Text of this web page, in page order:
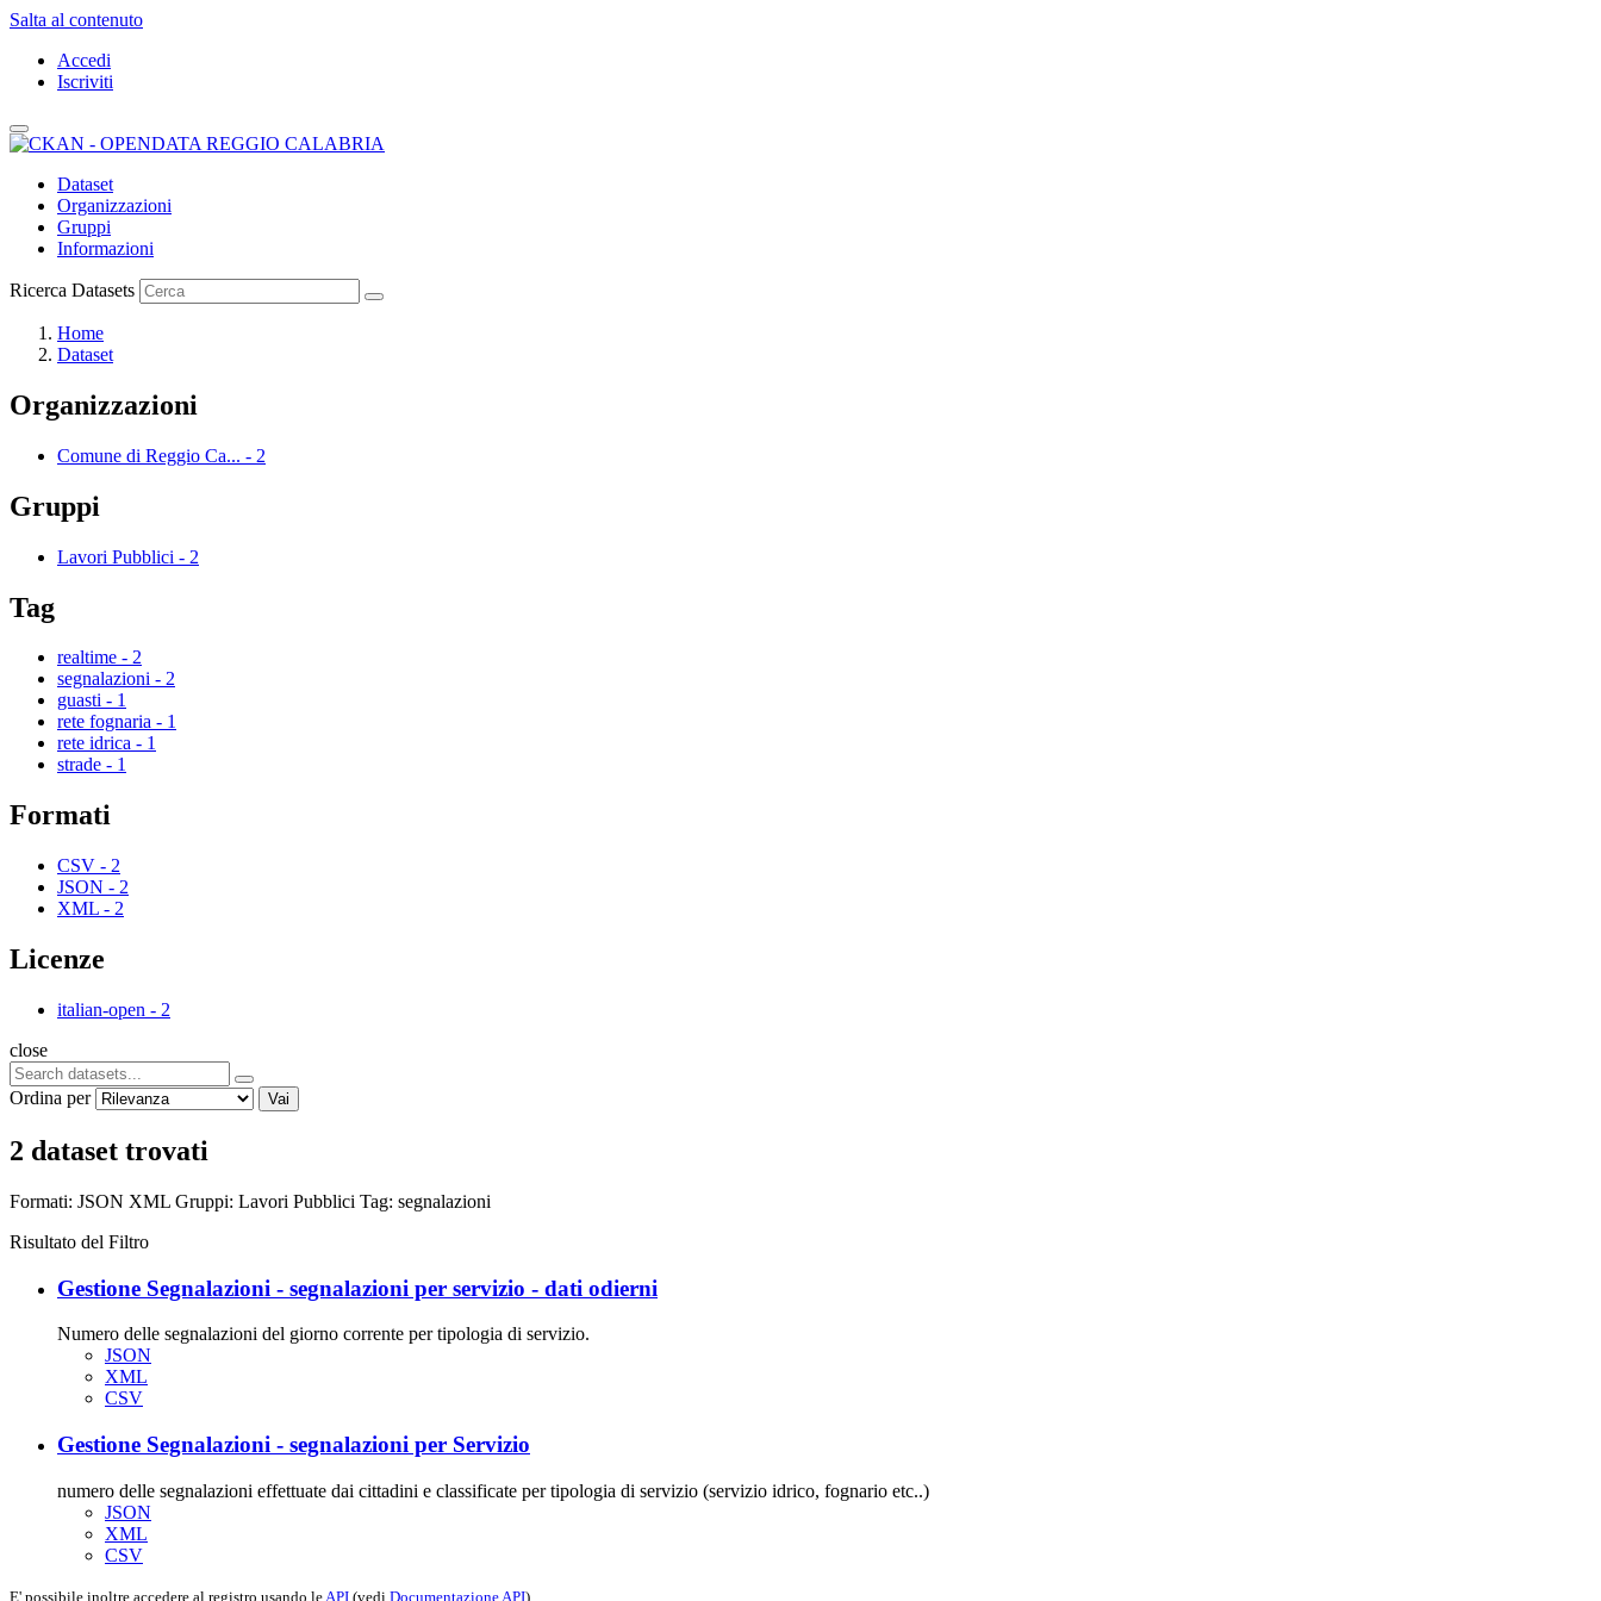
Salta al contenuto
Accedi
Iscriviti
Dataset
Organizzazioni
Gruppi
Informazioni
Ricerca Datasets
Home
Dataset
Organizzazioni
Comune di Reggio Ca... - 2
Gruppi
Lavori Pubblici - 2
Tag
realtime - 2
segnalazioni - 2
guasti - 1
rete fognaria - 1
rete idrica - 1
strade - 1
Formati
CSV - 2
JSON - 2
XML - 2
Licenze
italian-open - 2
close
Ordina per Vai
2 dataset trovati
Formati: JSON XML Gruppi: Lavori Pubblici Tag: segnalazioni
Risultato del Filtro
Gestione Segnalazioni - segnalazioni per servizio - dati odierni
Numero delle segnalazioni del giorno corrente per tipologia di servizio.
JSON
XML
CSV
Gestione Segnalazioni - segnalazioni per Servizio
numero delle segnalazioni effettuate dai cittadini e classificate per tipologia di servizio (servizio idrico, fognario etc..)
JSON
XML
CSV
E' possibile inoltre accedere al registro usando le API (vedi Documentazione API).